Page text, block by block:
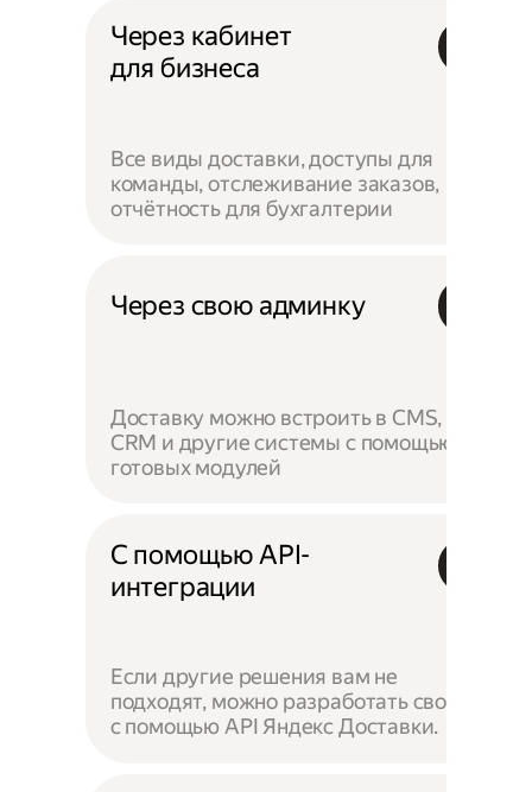
Через кабинет
для бизнеса
Все виды доставки, доступы для
команды, отслеживание заказов,
отчётность для бухгалтерии
Через свою админку
Доставку можно встроить в CMS,
CRM и другие системы с помощью
готовых модулей
С помощью API-
интеграции
Если другие решения вам не
подходят, можно разработать своё —
с помощью API Яндекс Доставки.